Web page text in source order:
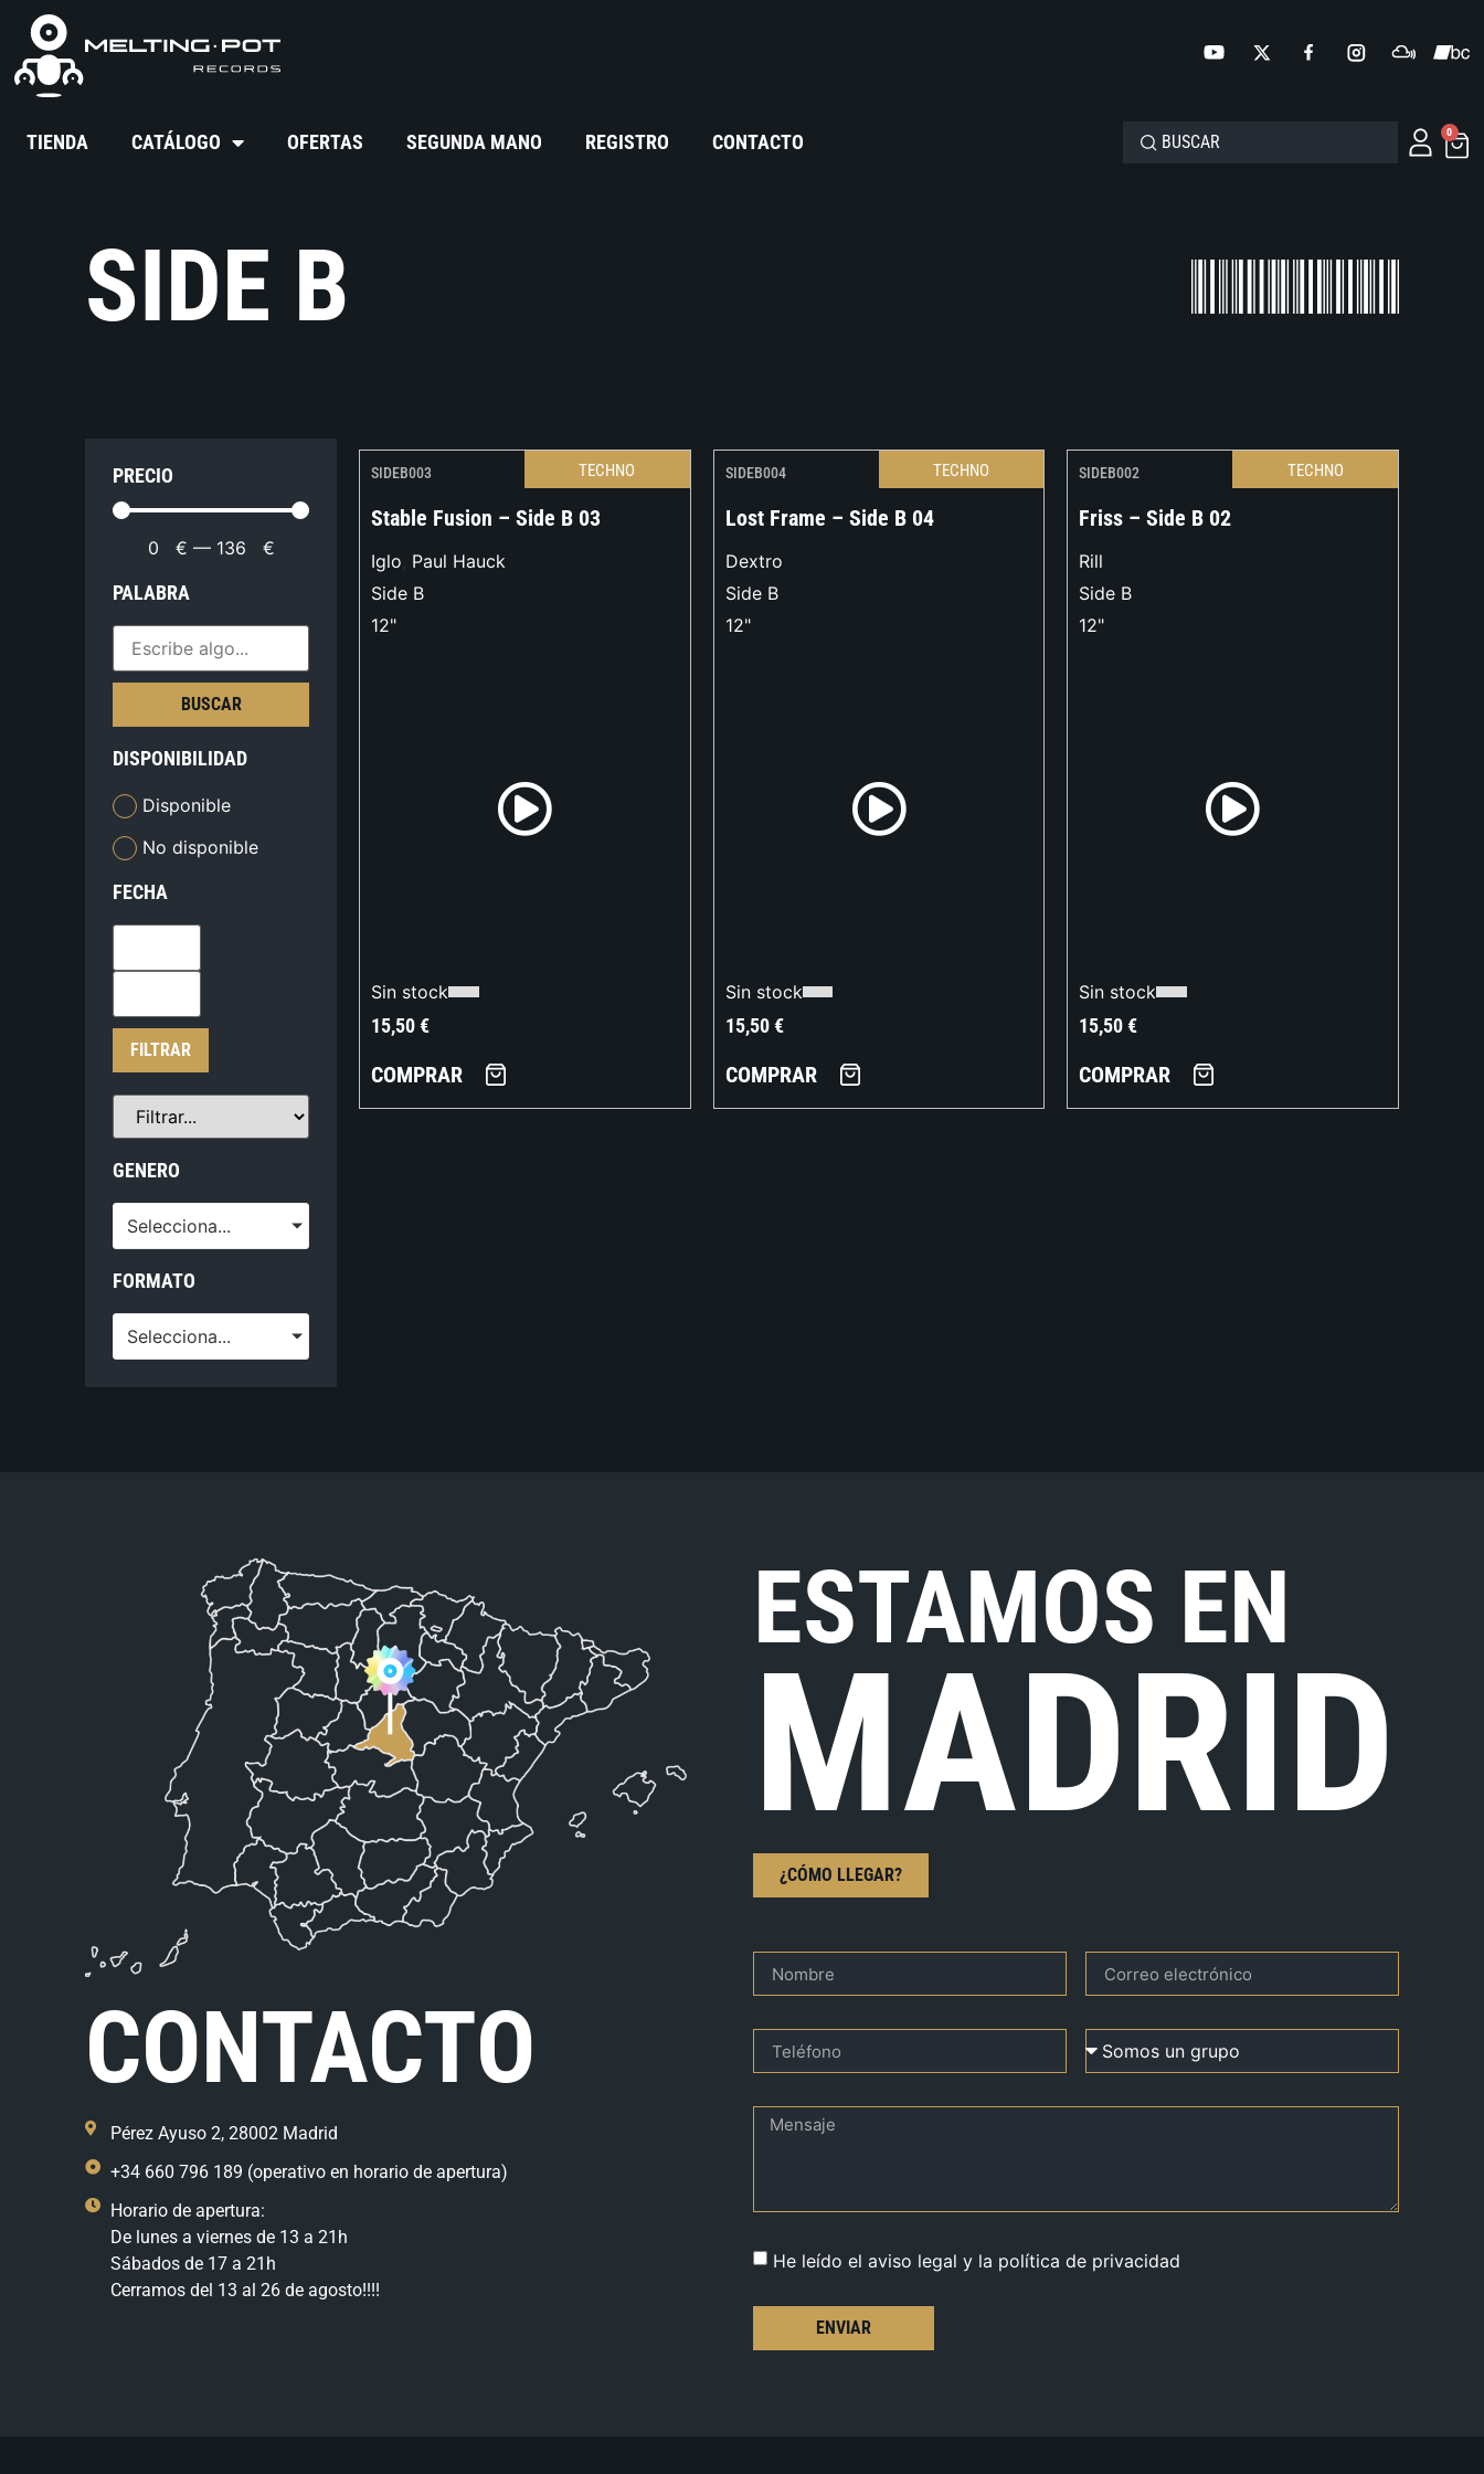
TIENDA CATÁLOGO OFERTAS SEGUNDA MANO REGISTRO CONTACTO 0
SIDE B
PRECIO
0 € — 136 €
PALABRA
BUSCAR
DISPONIBILIDAD
Disponible
No disponible
FECHA
FILTRAR
GENERO
Selecciona...
FORMATO
Selecciona...
SIDEB003 TECHNO
Stable Fusion – Side B 03
Iglo, Paul Hauck
Side B
12"
Sin stock
15,50€
COMPRAR
SIDEB004 TECHNO
Lost Frame – Side B 04
Dextro
Side B
12"
Sin stock
15,50€
COMPRAR
SIDEB002 TECHNO
Friss – Side B 02
Rill
Side B
12"
Sin stock
15,50€
COMPRAR
CONTACTO
Pérez Ayuso 2, 28002 Madrid
+34 660 796 189 (operativo en horario de apertura)
Horario de apertura:
De lunes a viernes de 13 a 21h
Sábados de 17 a 21h
Cerramos del 13 al 26 de agosto!!!!
ESTAMOS EN
MADRID
¿CÓMO LLEGAR?
He leído el aviso legal y la política de privacidad
ENVIAR